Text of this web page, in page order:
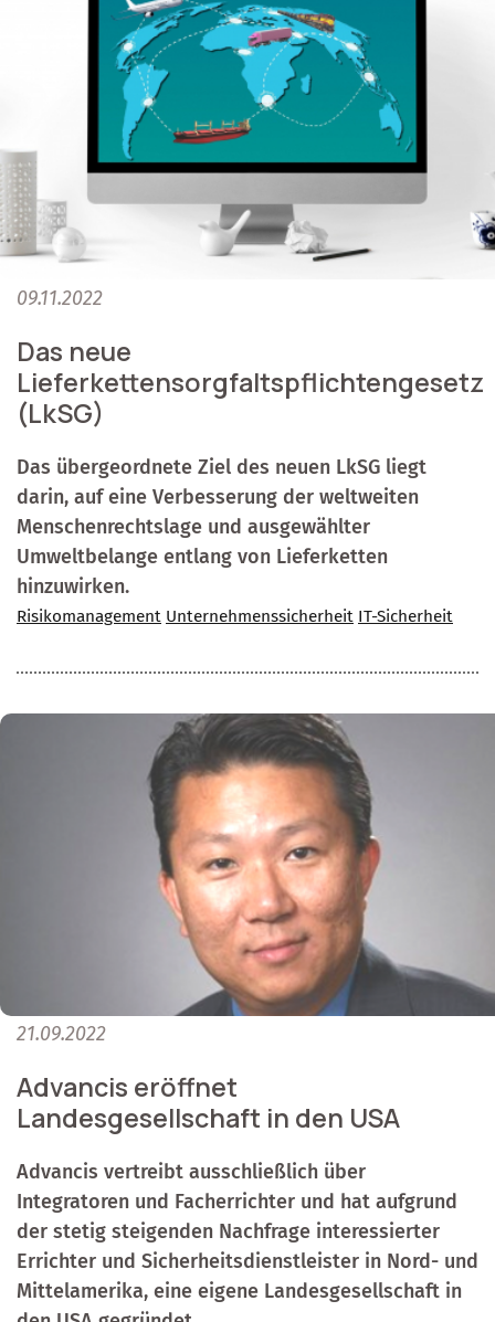
09.11.2022
Das neue
Lieferkettensorgfaltspflichtengesetz
(LkSG)
Das übergeordnete Ziel des neuen LkSG liegt
darin, auf eine Verbesserung der weltweiten
Menschenrechtslage und ausgewählter
Umweltbelange entlang von Lieferketten
hinzuwirken.
Risikomanagement Unternehmenssicherheit IT-Sicherheit
21.09.2022
Advancis eröffnet
Landesgesellschaft in den USA
Advancis vertreibt ausschließlich über
Integratoren und Facherrichter und hat aufgrund
der stetig steigenden Nachfrage interessierter
Errichter und Sicherheitsdienstleister in Nord- und
Mittelamerika, eine eigene Landesgesellschaft in